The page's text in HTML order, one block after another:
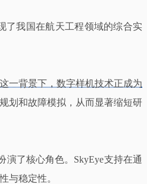
了我国在航天工程领域的综合实
一背景下，数字样机技术正成为
划和故障模拟，从而显著缩短研
了核心角色。SkyEye支持在通
与稳定性。